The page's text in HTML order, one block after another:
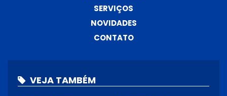
SERVIÇOS
NOVIDADES
CONTATO
VEJA TAMBÉM